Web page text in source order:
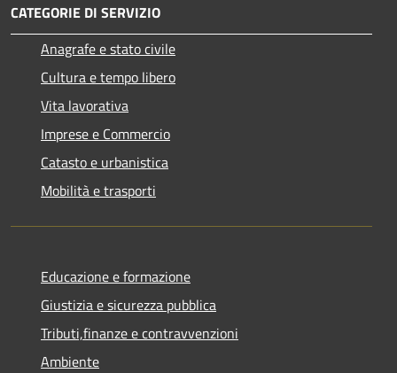
CATEGORIE DI SERVIZIO
Anagrafe e stato civile
Cultura e tempo libero
Vita lavorativa
Imprese e Commercio
Catasto e urbanistica
Mobilità e trasporti
Educazione e formazione
Giustizia e sicurezza pubblica
Tributi,finanze e contravvenzioni
Ambiente